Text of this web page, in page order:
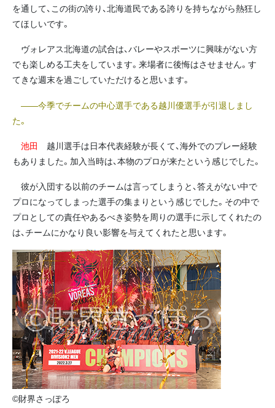
を通して、この街の誇り、北海道民である誇りを持ちながら熱狂し
てほしいです。
ヴォレアス北海道の試合は、バレーやスポーツに興味がない方
でも楽しめる工夫をしています。来場者に後悔はさせません。す
てきな週末を過ごしていただけると思います。
――今季でチームの中心選手である越川優選手が引退しまし
た。
池田 越川選手は日本代表経験が長くて、海外でのプレー経験
もありました。加入当時は、本物のプロが来たという感じでした。
彼が入団する以前のチームは言ってしまうと、答えがない中で
プロになってしまった選手の集まりという感じでした。その中で
プロとしての責任やあるべき姿勢を周りの選手に示してくれたの
は、チームにかなり良い影響を与えてくれたと思います。
©財界さっぽろ